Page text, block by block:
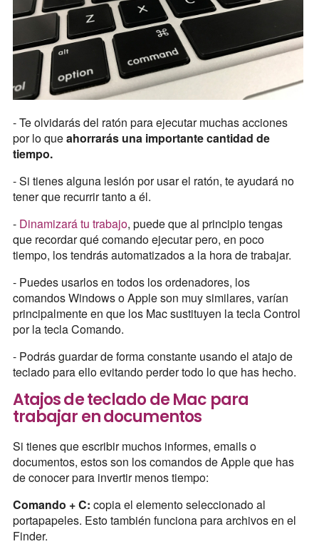
- Te olvidarás del ratón para ejecutar muchas acciones
por lo queahorrarás una importante cantidad de
tiempo.
- Si tienes alguna lesión por usar el ratón, te ayudará no
tener que recurrir tanto a él.
- Dinamizará tu trabajo, puede que al principio tengas
que recordar qué comando ejecutar pero, en poco
tiempo, los tendrás automatizados a la hora de trabajar.
- Puedes usarlos en todos los ordenadores, los
comandos Windows o Apple son muy similares, varían
principalmente en que los Mac sustituyen la tecla Control
por la tecla Comando.
- Podrás guardar de forma constante usando el atajo de
teclado para ello evitando perder todo lo que has hecho.
Atajos de teclado de Mac para
trabajar en documentos
Si tienes que escribir muchos informes, emails o
documentos, estos son los comandos de Apple que has
de conocer para invertir menos tiempo:
Comando + C: copia el elemento seleccionado al
portapapeles. Esto también funciona para archivos en el
Finder.